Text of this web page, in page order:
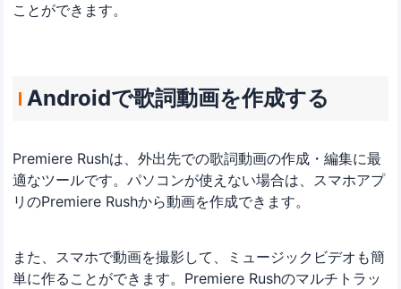
ことができます。
Androidで歌詞動画を作成する
Premiere Rushは、外出先での歌詞動画の作成・編集に最
適なツールです。パソコンが使えない場合は、スマホアプ
リのPremiere Rushから動画を作成できます。
また、スマホで動画を撮影して、ミュージックビデオも簡
単に作ることができます。Premiere Rushのマルチトラッ